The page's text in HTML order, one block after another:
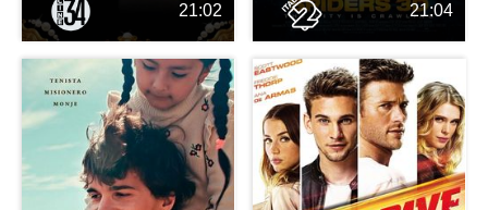
21:02 21:04